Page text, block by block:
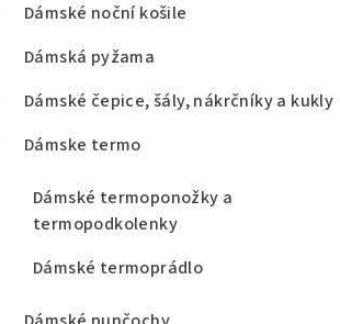
Dámské noční košile
Dámská pyžama
Dámské čepice, šály, nákrčníky a kukly
Dámske termo
Dámské termoponožky a
termopodkolenky
Dámské termoprádlo